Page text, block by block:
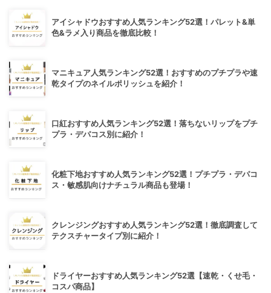
アイシャドウおすすめ人気ランキング52選！パレット&単
色&ラメ入り商品を徹底比較！
マニキュア人気ランキング52選！おすすめのプチプラや速
乾タイプのネイルポリッシュを紹介！
口紅おすすめ人気ランキング52選！落ちないリップをプチ
プラ・デパコス別に紹介！
化粧下地おすすめ人気ランキング52選！プチプラ・デパコ
ス・敏感肌向けナチュラル商品も登場！
クレンジングおすすめ人気ランキング52選！徹底調査して
テクスチャータイプ別に紹介！
ドライヤーおすすめ人気ランキング52選【速乾・くせ毛・
コスパ商品】